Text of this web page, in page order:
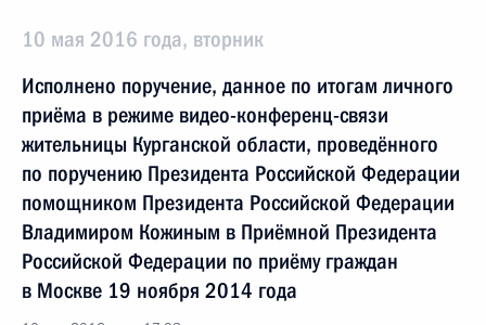
10 мая 2016 года, вторник
Исполнено поручение, данное по итогам личного
приёма в режиме видео-конференц-связи
жительницы Курганской области, проведённого
по поручению Президента Российской Федерации
помощником Президента Российской Федерации
Владимиром Кожиным в Приёмной Президента
Российской Федерации по приёму граждан
в Москве 19 ноября 2014 года